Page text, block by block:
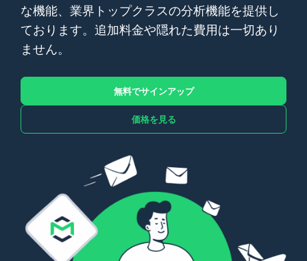
な機能、業界トップクラスの分析機能を提供し
ております。追加料金や隠れた費用は一切あり
ません。
無料でサインアップ
価格を見る